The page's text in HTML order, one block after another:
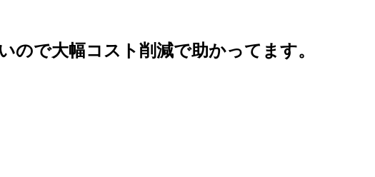
ので大幅コスト削減で助かってます。